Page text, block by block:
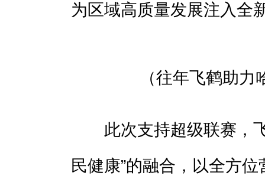
为区域高质量发展注入全
（往年飞鹤助
此次支持超级联赛，飞
民健康”的融合，以全方